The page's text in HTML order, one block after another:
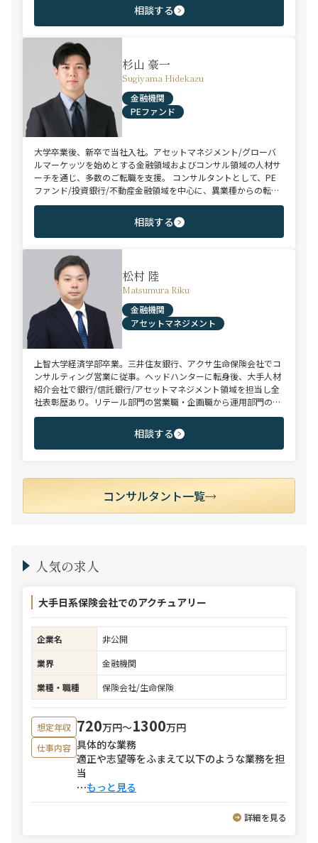
を誇る。また、首都圏に加え、関西・九州・北海道を始めとする
地方都市を拠点とする企業から外資系まで、100社を超えるクラ
イアント企業様とのリレーションを保持。業界に精通した深い知
見と広範なネットワークを活かし、候補者様の可能性を最大限に
引き出すマッチングをご支援可能。
相談する
杉山 豪一
Sugiyama Hidekazu
金融機関
PEファンド
大学卒業後、新卒で当社入社。アセットマネジメント/グローバ
ルマーケッツを始めとする金融領域およびコンサル領域の人材サ
ーチを通じ、多数のご転職を支援。 コンサルタントとして、PE
ファンド/投資銀行/不動産金融領域を中心に、異業種からの転身
を目指す未経験のハイポテンシャル層やさらなるキャリアップを
狙うミドル～ハイクラス層をご支援。
相談する
松村 陸
Matsumura Riku
金融機関
アセットマネジメント
上智大学経済学部卒業。三井住友銀行、アクサ生命保険会社でコ
ンサルティング営業に従事。ヘッドハンターに転身後、大手人材
紹介会社で銀行/信託銀行/アセットマネジメント領域を担当し全
社表彰歴あり。リテール部門の営業職・企画職から運用部門の専
門職まで豊富な転職支援実績。日系/外資系、経験者/未経験者を
問わず幅広いポジションでご支援可能。
相談する
コンサルタント一覧
人気の求人
大手日系保険会社でのアクチュアリー
企業名
非公開
業界
金融機関
業種・職種
保険会社/生命保険
想定年収 720万円〜1300万円
仕事内容 具体的な業務
適正や志望等をふまえて以下のような業務を担
当
⋯もっと見る
詳細を見る